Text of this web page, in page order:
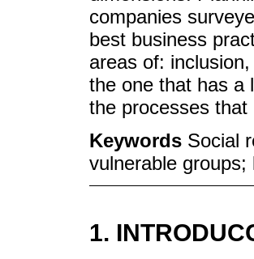
companies
best business
areas of:
the one that has a
the processes that
Keywords Social
vulnerable
1.